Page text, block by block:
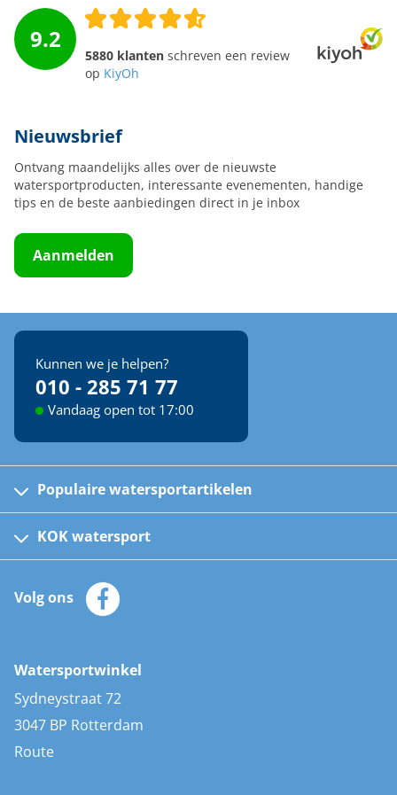
9.2
5880 klanten schreven een review
op KiyOh
Nieuwsbrief
Ontvang maandelijks alles over de nieuwste
watersportproducten, interessante evenementen, handige
tips en de beste aanbiedingen direct in je inbox
Aanmelden
Kunnen we je helpen?
010 - 285 71 77
Vandaag open tot 17:00
Populaire watersportartikelen
Kinder reddingsvesten
Automatische reddingsvesten
Zeilkleding
Zonnepanelen
AIS transponders
Stootwillen en fenders
Bootkussens
Zwemtrappen
KOK watersport
Klantenservice
Merken
Volg ons
Watersportwinkel
Sydneystraat 72
3047 BP Rotterdam
Route